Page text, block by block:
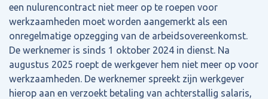
een nulurencontract niet meer op te roepen voor
werkzaamheden moet worden aangemerkt als een
onregelmatige opzegging van de arbeidsovereenkomst.
De werknemer is sinds 1 oktober 2024 in dienst. Na
augustus 2025 roept de werkgever hem niet meer op voor
werkzaamheden. De werknemer spreekt zijn werkgever
hierop aan en verzoekt betaling van achterstallig salaris,